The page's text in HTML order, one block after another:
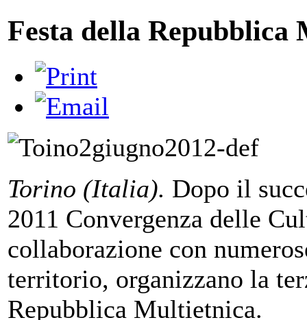
Festa della Repubblica
Torino (Italia). Dopo il
2011 Convergenza delle
collaborazione con
territorio, organizzano la
Repubblica Multietnica.